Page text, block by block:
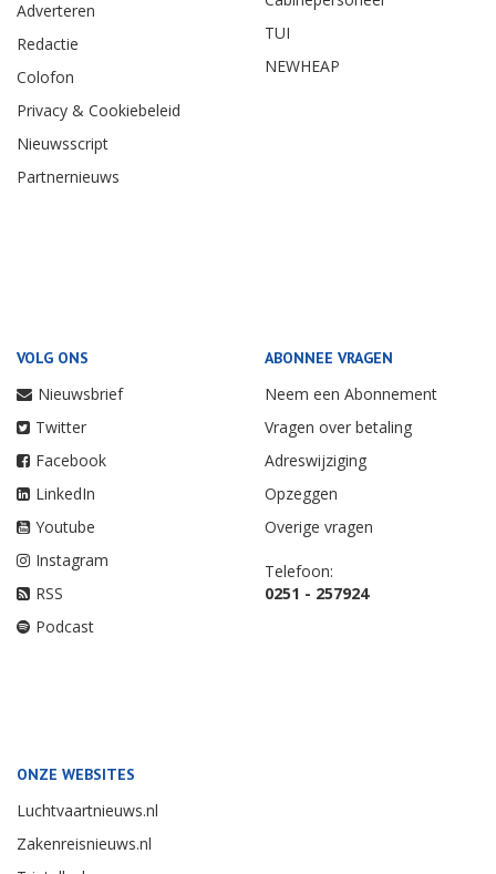
Adverteren
Redactie
Colofon
Privacy & Cookiebeleid
Nieuwsscript
Partnernieuws
TUI
NEWHEAP
VOLG ONS
Nieuwsbrief
Twitter
Facebook
LinkedIn
Youtube
Instagram
RSS
Podcast
ABONNEE VRAGEN
Neem een Abonnement
Vragen over betaling
Adreswijziging
Opzeggen
Overige vragen
Telefoon:
0251 - 257924
ONZE WEBSITES
Luchtvaartnieuws.nl
Zakenreisnieuws.nl